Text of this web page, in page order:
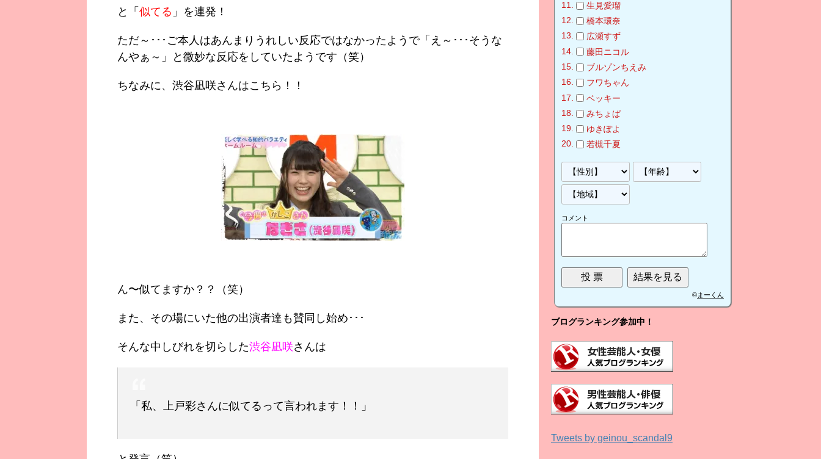
と「 似てる 」を連発！
ただ～･･･ご本人はあんまりうれしい反応ではなかったようで「え～･･･そうな
んやぁ～」と微妙な反応をしていたようです（笑）
ちなみに、渋谷凪咲さんはこちら！！
ん〜似てますか？？（笑）
また、その場にいた他の出演者達も賛同し始め･･･
そんな中しびれを切らした渋谷凪咲さんは
「私、上戸彩さんに似てるって言われます！！」
生見愛瑠
橋本環奈
広瀬すず
藤田ニコル
ブルゾンちえみ
フワちゃん
ベッキー
みちょぱ
ゆきぽよ
若槻千夏
コメント
©まーくん
ブログランキング参加中！
Tweets by geinou_scandal9